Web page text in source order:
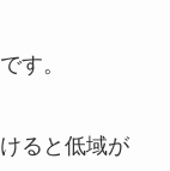
す。
ると低域が